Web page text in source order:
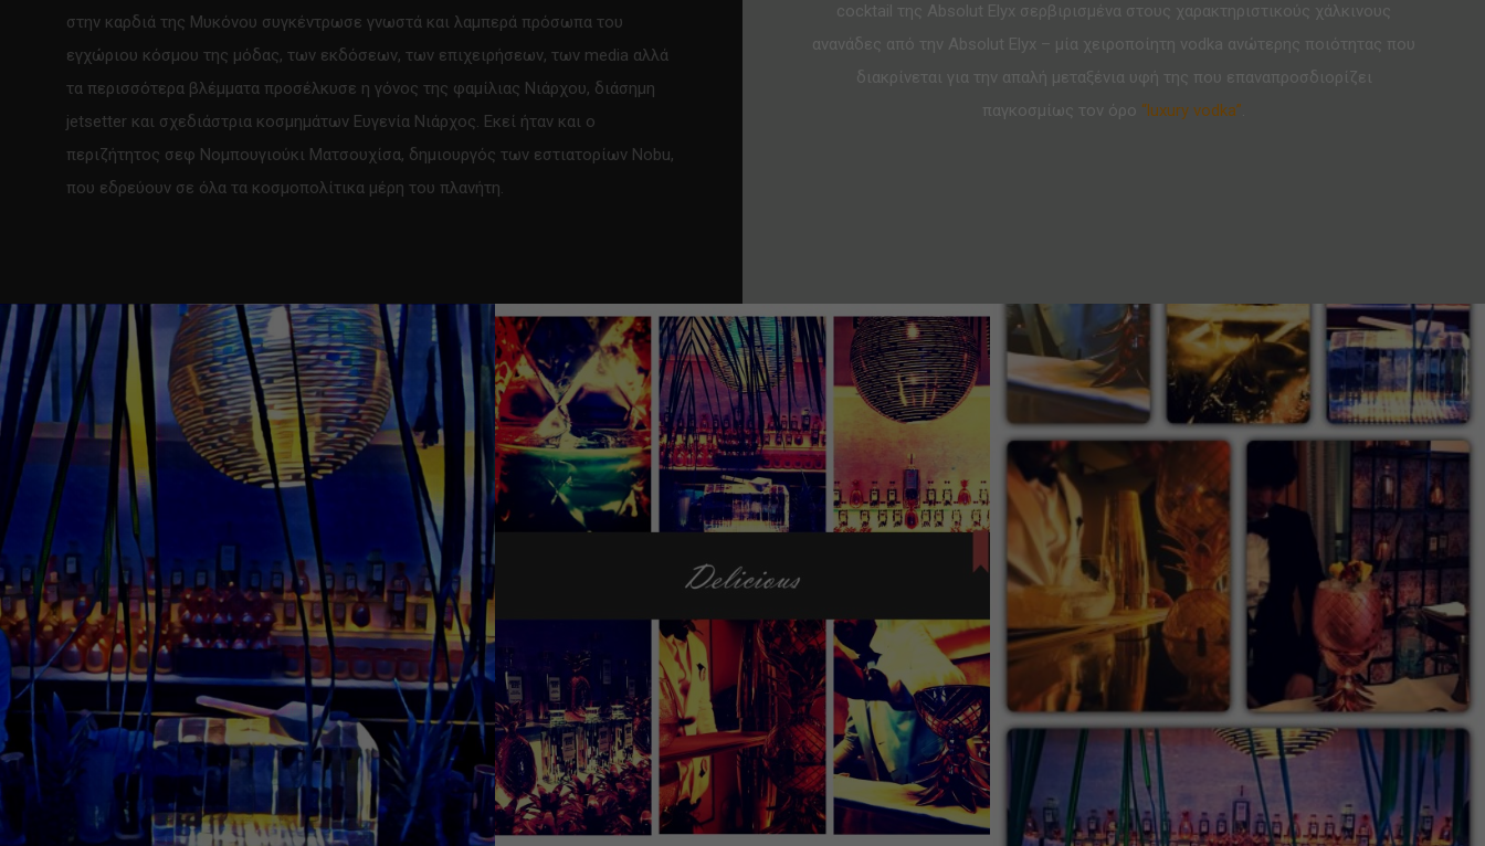
στην καρδιά της Μυκόνου συγκέντρωσε γνωστά και λαμπερά πρόσωπα του
εγχώριου κόσμου της μόδας, των εκδόσεων, των επιχειρήσεων, των media αλλά
τα περισσότερα βλέμματα προσέλκυσε η γόνος της φαμίλιας Νιάρχου, διάσημη
jetsetter και σχεδιάστρια κοσμημάτων Ευγενία Νιάρχος. Εκεί ήταν και ο
περιζήτητος σεφ Nομπουγιούκι Ματσουχίσα, δημιουργός των εστιατορίων Nobu,
που εδρεύουν σε όλα τα κοσμοπολίτικα μέρη του πλανήτη.
cocktail της Absolut Elyx σερβιρισμένα στους χαρακτηριστικούς χάλκινους
ανανάδες από την Absolut Elyx – μία χειροποίητη vodka ανώτερης ποιότητας που
διακρίνεται για την απαλή μεταξένια υφή της που επαναπροσδιορίζει
παγκοσμίως τον όρο “luxury vodka”